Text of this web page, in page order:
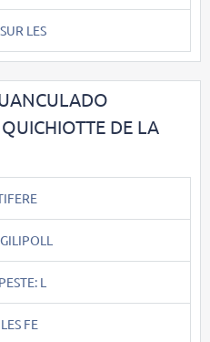
LES
DE LA
L
FE